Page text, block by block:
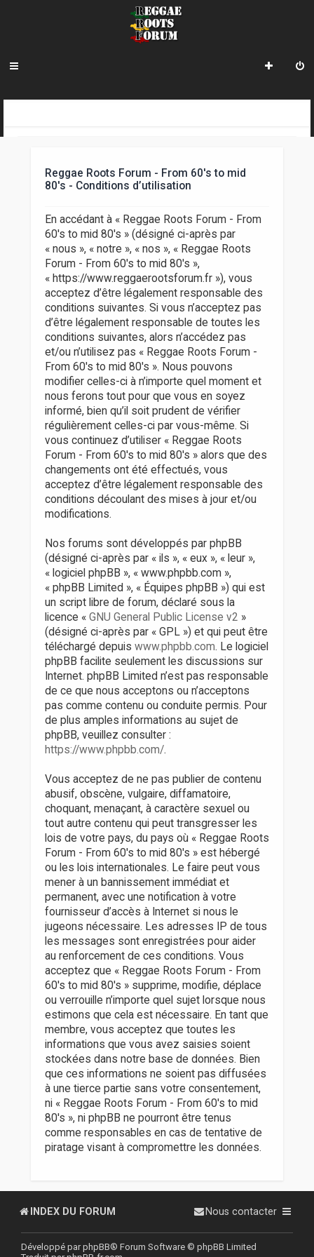
Reggae Roots Forum - From 60's to mid
80's - Conditions d’utilisation
En accédant à « Reggae Roots Forum - From
60's to mid 80's » (désigné ci-après par
« nous », « notre », « nos », « Reggae Roots
Forum - From 60's to mid 80's »,
« https://www.reggaerootsforum.fr »), vous
acceptez d’être légalement responsable des
conditions suivantes. Si vous n’acceptez pas
d’être légalement responsable de toutes les
conditions suivantes, alors n’accédez pas
et/ou n’utilisez pas « Reggae Roots Forum -
From 60's to mid 80's ». Nous pouvons
modifier celles-ci à n’importe quel moment et
nous ferons tout pour que vous en soyez
informé, bien qu’il soit prudent de vérifier
régulièrement celles-ci par vous-même. Si
vous continuez d’utiliser « Reggae Roots
Forum - From 60's to mid 80's » alors que des
changements ont été effectués, vous
acceptez d’être légalement responsable des
conditions découlant des mises à jour et/ou
modifications.
Nos forums sont développés par phpBB
(désigné ci-après par « ils », « eux », « leur »,
« logiciel phpBB », « www.phpbb.com »,
« phpBB Limited », « Équipes phpBB ») qui est
un script libre de forum, déclaré sous la
licence « GNU General Public License v2 »
(désigné ci-après par « GPL ») et qui peut être
téléchargé depuis www.phpbb.com. Le logiciel
phpBB facilite seulement les discussions sur
Internet. phpBB Limited n’est pas responsable
de ce que nous acceptons ou n’acceptons
pas comme contenu ou conduite permis. Pour
de plus amples informations au sujet de
phpBB, veuillez consulter :
https://www.phpbb.com/.
Vous acceptez de ne pas publier de contenu
abusif, obscène, vulgaire, diffamatoire,
choquant, menaçant, à caractère sexuel ou
tout autre contenu qui peut transgresser les
lois de votre pays, du pays où « Reggae Roots
Forum - From 60's to mid 80's » est hébergé
ou les lois internationales. Le faire peut vous
mener à un bannissement immédiat et
permanent, avec une notification à votre
fournisseur d’accès à Internet si nous le
jugeons nécessaire. Les adresses IP de tous
les messages sont enregistrées pour aider
au renforcement de ces conditions. Vous
acceptez que « Reggae Roots Forum - From
60's to mid 80's » supprime, modifie, déplace
ou verrouille n’importe quel sujet lorsque nous
estimons que cela est nécessaire. En tant que
membre, vous acceptez que toutes les
informations que vous avez saisies soient
stockées dans notre base de données. Bien
que ces informations ne soient pas diffusées
à une tierce partie sans votre consentement,
ni « Reggae Roots Forum - From 60's to mid
80's », ni phpBB ne pourront être tenus
comme responsables en cas de tentative de
piratage visant à compromettre les données.
INDEX DU FORUM Nous contacter
Développé parphpBB® Forum Software © phpBB Limited